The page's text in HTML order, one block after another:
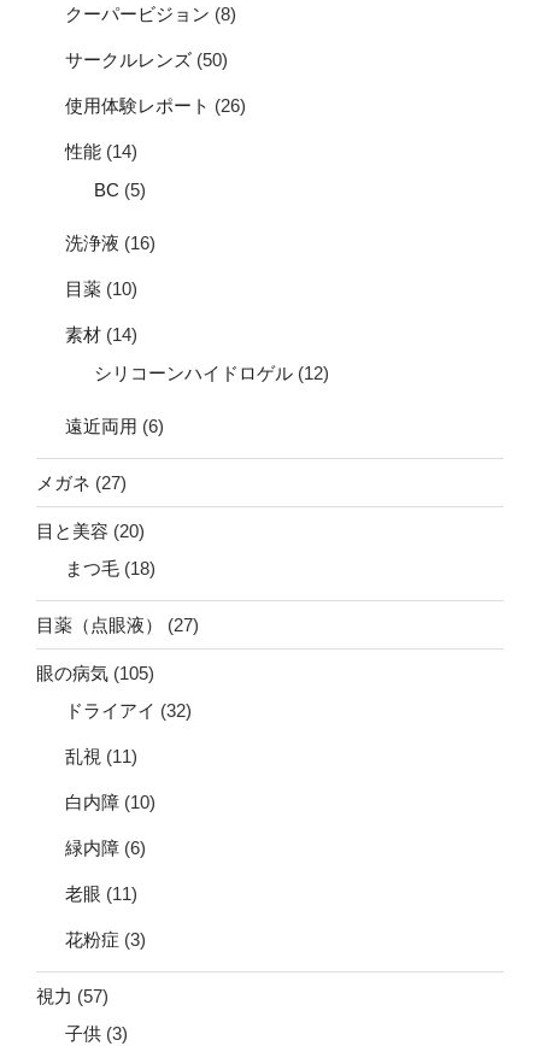
クーパービジョン (8)
サークルレンズ (50)
使用体験レポート (26)
性能 (14)
BC (5)
洗浄液 (16)
目薬 (10)
素材 (14)
シリコーンハイドロゲル (12)
遠近両用 (6)
メガネ (27)
目と美容 (20)
まつ毛 (18)
目薬（点眼液） (27)
眼の病気 (105)
ドライアイ (32)
乱視 (11)
白内障 (10)
緑内障 (6)
老眼 (11)
花粉症 (3)
視力 (57)
子供 (3)